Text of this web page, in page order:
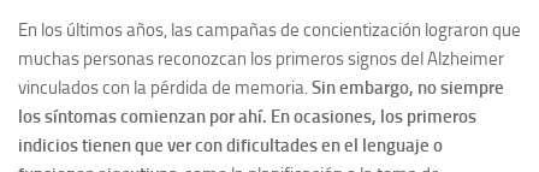
En los últimos años, las campañas de concientización lograron que
muchas personas reconozcan los primeros signos del Alzheimer
vinculados con la pérdida de memoria.Sin embargo, no siempre
los síntomas comienzan por ahí. En ocasiones, los primeros
indicios tienen que ver con dificultades en el lenguaje o